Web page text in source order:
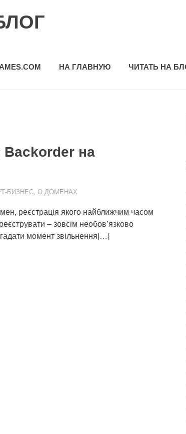
НА ГЛАВНУЮ ЧИТАТЬ НА
на
БИЗНЕС ,О ДОМЕНАХ
реєстрація якого найближчим часом
– зовсім необов’язково
момент звільнення[…]